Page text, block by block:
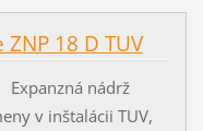
18 D TUV
nádrž
v inštalácii TUV,